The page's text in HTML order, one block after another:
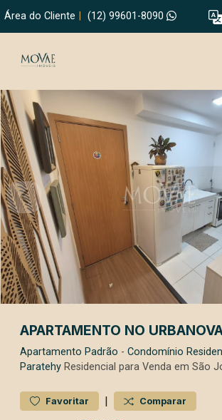
Área do Cliente (12) 99601-8090
APARTAMENTO NO
Apartamento Padrão - Condomínio
Paratehy Residencial para Venda em São
Favoritar | Comparar